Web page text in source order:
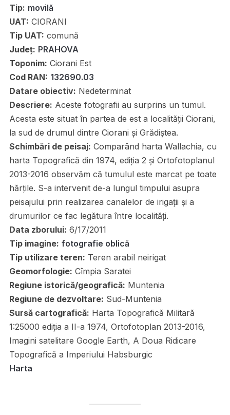
Tip: movilă
UAT: CIORANI
Tip UAT: comună
Județ: PRAHOVA
Toponim: Ciorani Est
Cod RAN: 132690.03
Datare obiectiv: Nedeterminat
Descriere: Aceste fotografii au surprins un tumul.
Acesta este situat în partea de est a localității Ciorani,
la sud de drumul dintre Ciorani şi Grădiştea.
Schimbări de peisaj: Comparând harta Wallachia, cu
harta Topografică din 1974, ediția 2 și Ortofotoplanul
2013-2016 observăm că tumulul este marcat pe toate
hărțile. S-a intervenit de-a lungul timpului asupra
peisajului prin realizarea canalelor de irigații și a
drumurilor ce fac legătura între localități.
Data zborului: 6/17/2011
Tip imagine: fotografie oblică
Tip utilizare teren: Teren arabil neirigat
Geomorfologie: Cîmpia Saratei
Regiune istorică/geografică: Muntenia
Regiune de dezvoltare: Sud-Muntenia
Sursă cartografică: Harta Topografică Militară
1:25000 ediția a II-a 1974, Ortofotoplan 2013-2016,
Imagini satelitare Google Earth, A Doua Ridicare
Topografică a Imperiului Habsburgic
Harta